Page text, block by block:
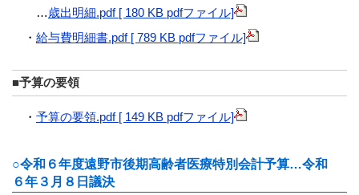
…歳出明細.pdf [ 180 KB pdfファイル]
・ 給与費明細書.pdf [ 789 KB pdfファイル]
■予算の要領
・ 予算の要領.pdf [ 149 KB pdfファイル]
○令和６年度遠野市後期高齢者医療特別会計予算…令和
６年３月８日議決